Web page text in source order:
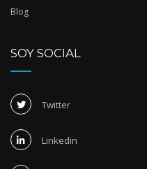
Blog
SOY SOCIAL
Twitter
Linkedin